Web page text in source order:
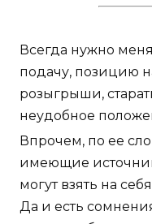
Всегда нужно
подачу, позицию
розыгрыши,
неудобное
Впрочем, по ее
имеющие
могут взять на
Да и есть